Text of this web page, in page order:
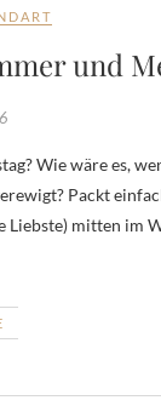
und
Packt
mitten im